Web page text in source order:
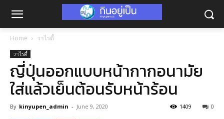
Home วาไรตี้
วาไรตี้
ญี่ปุ่นออกแบบหน้ากากอนามัย
ใส่แล้วเย็นต้อนรับหน้าร้อน
By kinyupen_admin - June 9, 2020 0
1409